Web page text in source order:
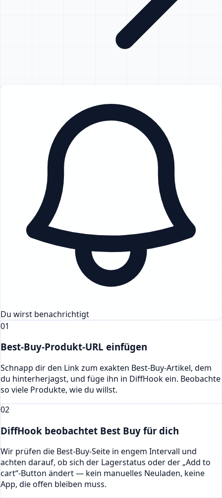
Du wirst benachrichtigt
01
Best-Buy-Produkt-URL einfügen
Schnapp dir den Link zum exakten Best-Buy-Artikel, dem
du hinterherjagst, und füge ihn in DiffHook ein. Beobachte
so viele Produkte, wie du willst.
02
DiffHook beobachtet Best Buy für dich
Wir prüfen die Best-Buy-Seite in engem Intervall und
achten darauf, ob sich der Lagerstatus oder der „Add to
cart“-Button ändert — kein manuelles Neuladen, keine
App, die offen bleiben muss.